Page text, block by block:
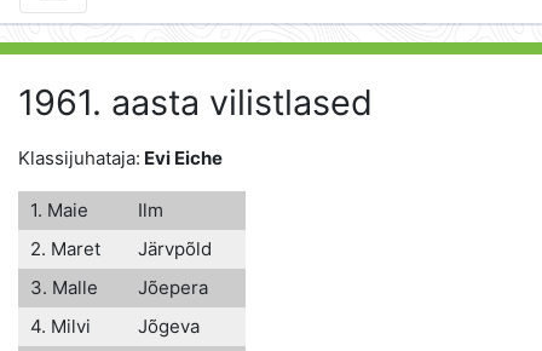
1961. aasta vilistlased
Klassijuhataja: Evi Eiche
1. Maie
Ilm
2. Maret
Järvpõld
3. Malle
Jõepera
4. Milvi
Jõgeva